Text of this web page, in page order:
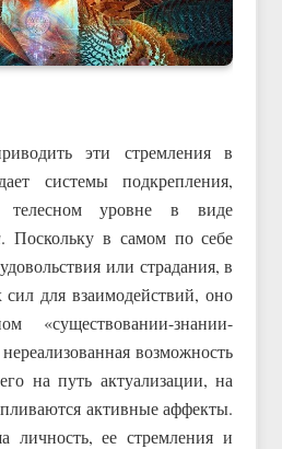
эти стремления в
системы подкрепления,
телесном уровне в виде
. Поскольку в самом по себе
или страдания, в
для взаимодействий, оно
«существовании-знании-
возможность
на путь актуализации, на
активные аффекты.
личность, ее стремления и